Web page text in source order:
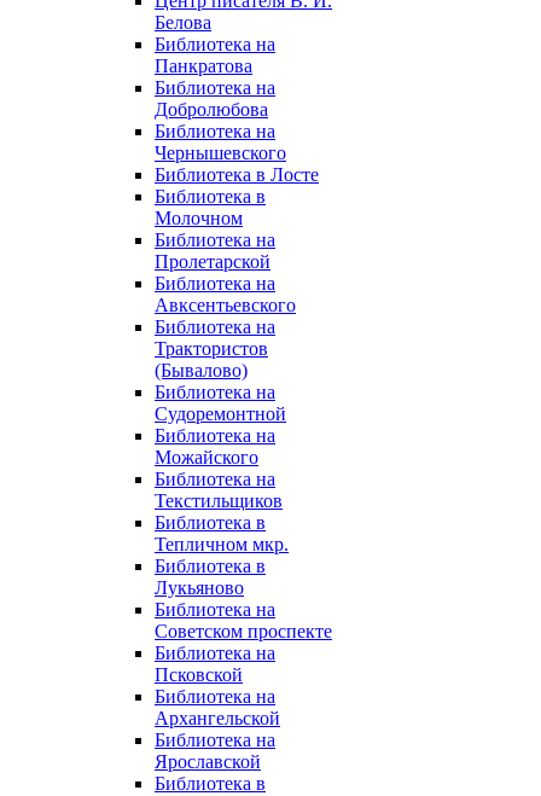
Белова
Библиотека на
Панкратова
Библиотека на
Добролюбова
Библиотека на
Чернышевского
Библиотека в Лосте
Библиотека в
Молочном
Библиотека на
Пролетарской
Библиотека на
Авксентьевского
Библиотека на
Трактористов
(Бывалово)
Библиотека на
Судоремонтной
Библиотека на
Можайского
Библиотека на
Текстильщиков
Библиотека в
Тепличном мкр.
Библиотека в
Лукьяново
Библиотека на
Советском проспекте
Библиотека на
Псковской
Библиотека на
Архангельской
Библиотека на
Ярославской
Библиотека в